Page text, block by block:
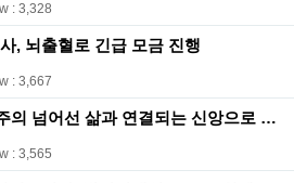
: 3,328
, 뇌출혈로 긴급 모금 진행
: 3,667
[미션리포트] 페루, 기복주의 넘어선 삶과 연결되는 신앙으로 나아가야
: 3,565